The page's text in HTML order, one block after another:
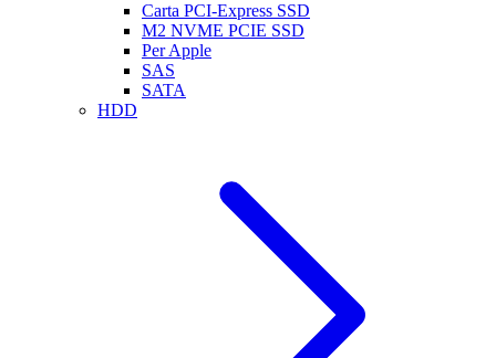
Carta PCI-Express SSD
M2 NVME PCIE SSD
Per Apple
SAS
SATA
HDD